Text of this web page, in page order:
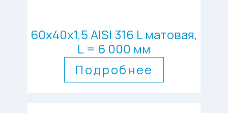
60х40х1,5 AISI 316 L матовая,
L = 6 000 мм
Подробнее